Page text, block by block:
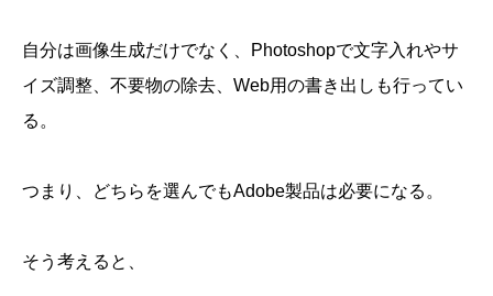
自分は画像生成だけでなく、Photoshopで文字入れやサ
イズ調整、不要物の除去、Web用の書き出しも行ってい
る。
つまり、どちらを選んでもAdobe製品は必要になる。
そう考えると、
明るい画像も「品質」の一部だった
月額料金より、制作環境全体で考える